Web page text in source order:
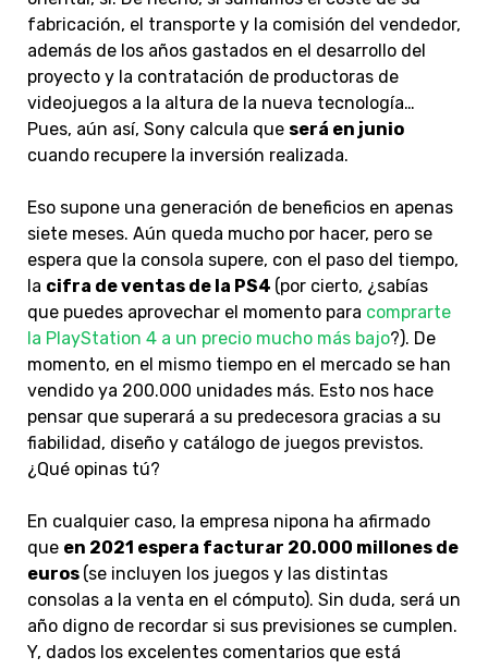
fabricación, el transporte y la comisión del vendedor,
además de los años gastados en el desarrollo del
proyecto y la contratación de productoras de
videojuegos a la altura de la nueva tecnología…
Pues, aún así, Sony calcula que será en junio
cuando recupere la inversión realizada.
Eso supone una generación de beneficios en apenas
siete meses. Aún queda mucho por hacer, pero se
espera que la consola supere, con el paso del tiempo,
la cifra de ventas de la PS4 (por cierto, ¿sabías
que puedes aprovechar el momento para comprarte
la PlayStation 4 a un precio mucho más bajo?). De
momento, en el mismo tiempo en el mercado se han
vendido ya 200.000 unidades más. Esto nos hace
pensar que superará a su predecesora gracias a su
fiabilidad, diseño y catálogo de juegos previstos.
¿Qué opinas tú?
En cualquier caso, la empresa nipona ha afirmado
que en 2021 espera facturar 20.000 millones de
euros (se incluyen los juegos y las distintas
consolas a la venta en el cómputo). Sin duda, será un
año digno de recordar si sus previsiones se cumplen.
Y, dados los excelentes comentarios que está